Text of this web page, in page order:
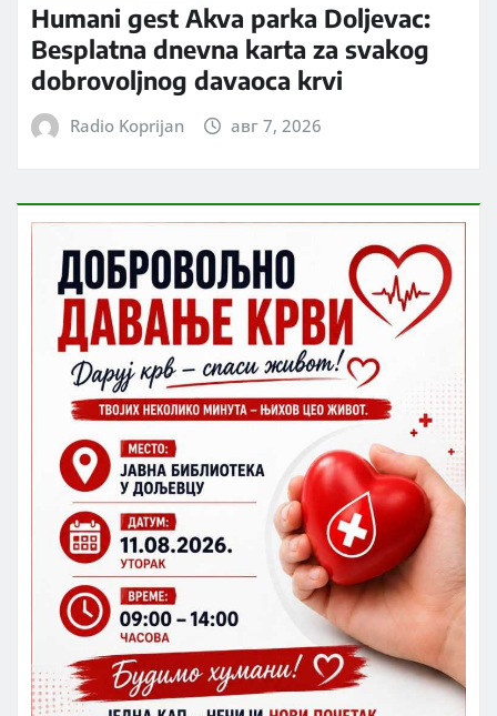
Humani gest Akva parka Doljevac:
Besplatna dnevna karta za svakog
dobrovoljnog davaoca krvi
Radio Koprijan авг 7, 2026